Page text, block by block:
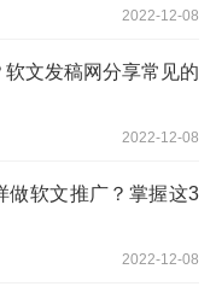
2022-12-08
文发稿网分享常见的
2022-12-08
做软文推广？掌握这3
2022-12-08